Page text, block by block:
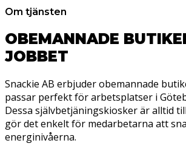
Om tjänsten
OBEMANNADE
JOBBET
Snackie AB erbjuder obemannade
passar perfekt för arbetsplatser i
Dessa självbetjäningskiosker är alltid
gör det enkelt för medarbetarna att
energinivåerna.